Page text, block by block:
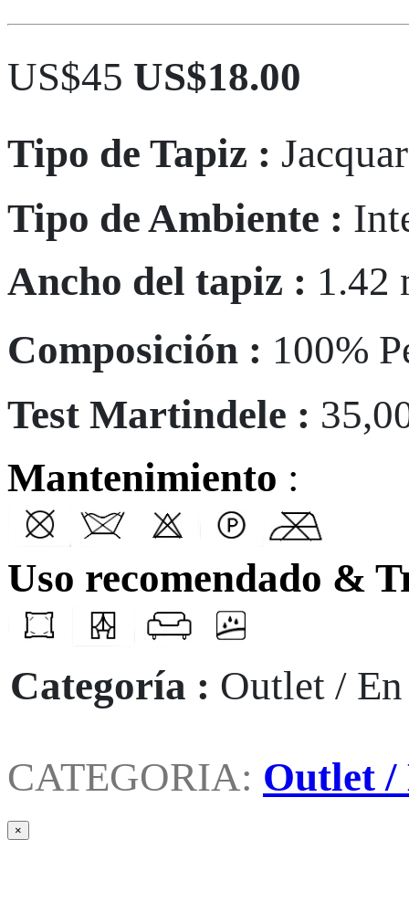
US$45 US$18.00
Tipo de Tapiz :
Tipo de Ambiente :
Ancho del tapiz : 1.42
Composición : 100%
Test Martindele :
Mantenimiento :
Uso recomendado &
Categoría : Outlet /
CATEGORIA: Outlet /
×